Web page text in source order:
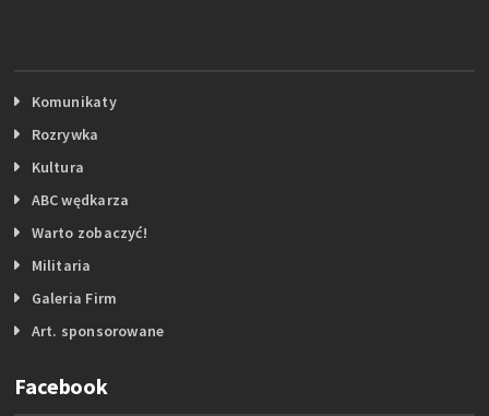
Komunikaty
Rozrywka
Kultura
ABC wędkarza
Warto zobaczyć!
Militaria
Galeria Firm
Art. sponsorowane
Facebook